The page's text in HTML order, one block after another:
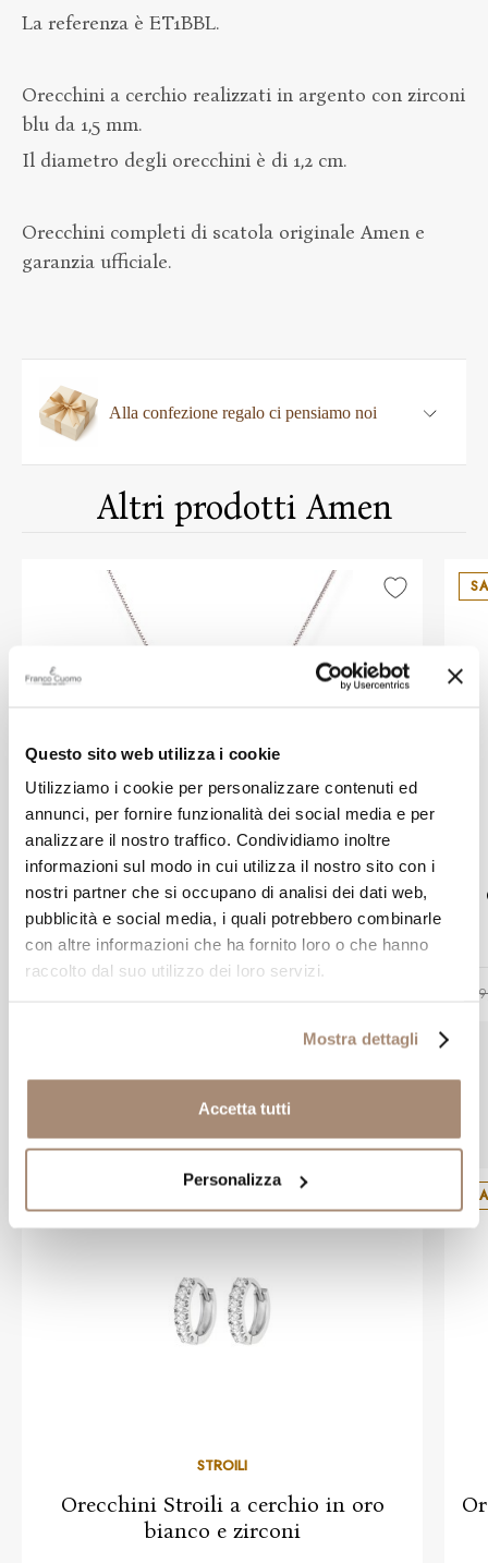
Questo sito web utilizza i cookie
Utilizziamo i cookie per personalizzare contenuti ed
annunci, per fornire funzionalità dei social media e per
analizzare il nostro traffico. Condividiamo inoltre
informazioni sul modo in cui utilizza il nostro sito con i
nostri partner che si occupano di analisi dei dati web,
pubblicità e social media, i quali potrebbero combinarle
con altre informazioni che ha fornito loro o che hanno
raccolto dal suo utilizzo dei loro servizi.
Mostra dettagli
Accetta tutti
Personalizza
La referenza è ET1BBL.
Orecchini a cerchio realizzati in argento con zirconi
blu da 1,5 mm.
Il diametro degli orecchini è di 1,2 cm.
Orecchini completi di scatola originale Amen e
garanzia ufficiale.
Alla confezione regalo ci pensiamo noi
Altri prodotti Amen
AMEN
Collana Amen maglia Veneziana in
argento rodiato
€
Prodotti simili
STROILI
Orecchini Stroili a cerchio in oro
bianco e zirconi